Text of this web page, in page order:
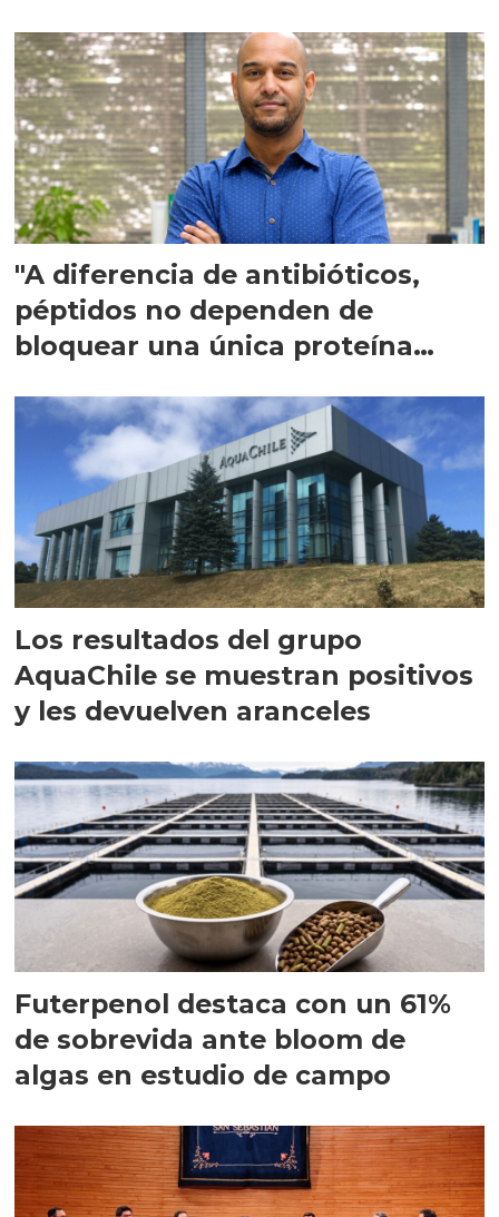
"A diferencia de antibióticos,
péptidos no dependen de
bloquear una única proteína
Los resultados del grupo
AquaChile se muestran positivos
y les devuelven aranceles
Futerpenol destaca con un 61%
de sobrevida ante bloom de
algas en estudio de campo